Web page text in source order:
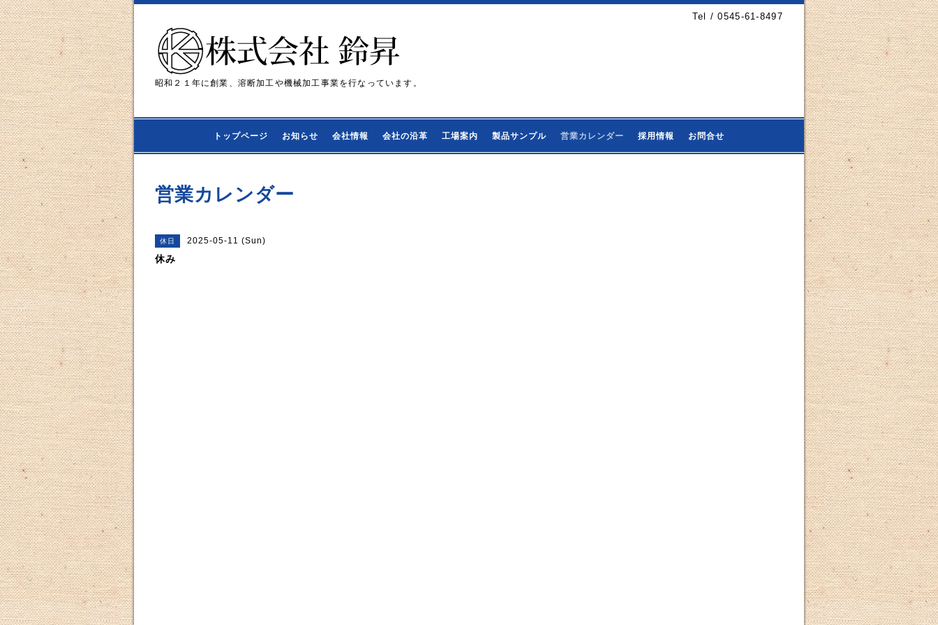
Tel / 0545-61-8497
昭和２１年に創業、溶断加工や機械加工事業を行なっています。
トップページ お知らせ 会社情報 会社の沿革 工場案内 製品サンプル 営業カレンダー 採用情報 お問合せ
営業カレンダー
休日 2025-05-11 (Sun)
休み